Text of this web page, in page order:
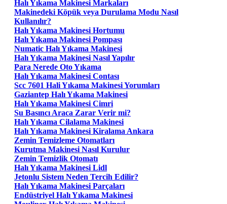
Halı Yıkama Makinesi Markaları
Makinedeki Köpük veya Durulama Modu Nasıl
Kullanılır?
Halı Yıkama Makinesi Hortumu
Halı Yıkama Makinesi Pompası
Numatic Halı Yıkama Makinesi
Halı Yıkama Makinesi Nasıl Yapılır
Para Nerede Oto Yıkama
Halı Yıkama Makinesi Contası
Scc 7601 Hali Yıkama Makinesi Yorumları
Gaziantep Halı Yıkama Makinesi
Halı Yıkama Makinesi Cimri
Su Basıncı Araca Zarar Verir mi?
Halı Yıkama Cilalama Makinesi
Halı Yıkama Makinesi Kiralama Ankara
Zemin Temizleme Otomatları
Kurutma Makinesi Nasıl Kurulur
Zemin Temizlik Otomatı
Halı Yıkama Makinesi Lidl
Jetonlu Sistem Neden Tercih Edilir?
Halı Yıkama Makinesi Parçaları
Endüstriyel Halı Yıkama Makinesi